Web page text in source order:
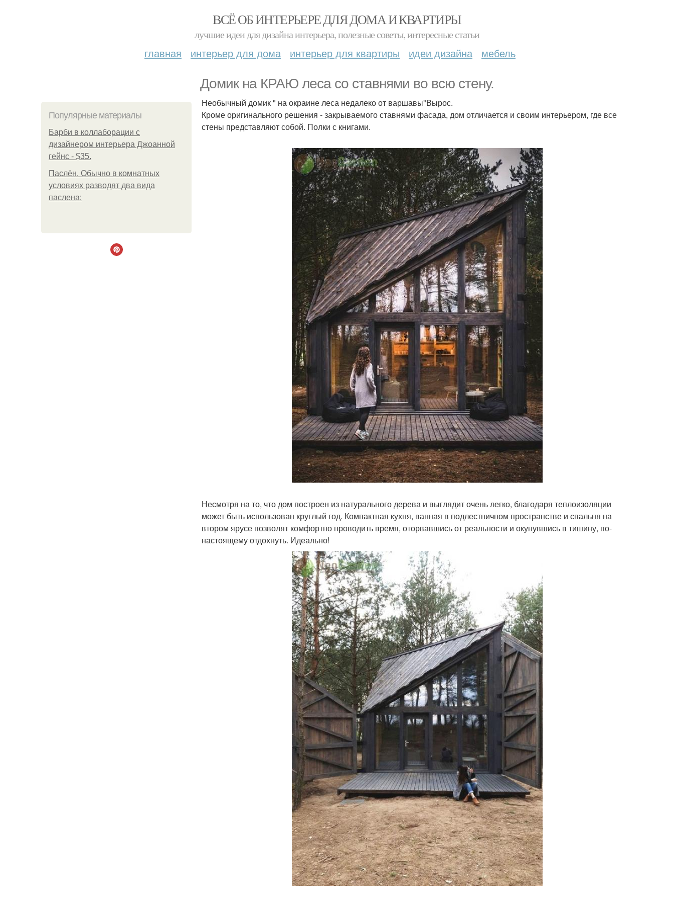
ВСЁ ОБ ИНТЕРЬЕРЕ ДЛЯ ДОМА И КВАРТИРЫ
лучшие идеи для дизайна интерьера, полезные советы, интересные статьи
главная интерьер для дома интерьер для квартиры идеи дизайна мебель
Домик на КРАЮ леса со ставнями во всю стену.
Популярные материалы
Барби в коллаборации с
дизайнером интерьера Джоанной
гейнс - $35.
Паслён. Обычно в комнатных
условиях разводят два вида
паслена:
Необычный домик " на окраине леса недалеко от варшавы"Вырос.
Кроме оригинального решения - закрываемого ставнями фасада, дом отличается и своим интерьером, где все
стены представляют собой. Полки с книгами.
Несмотря на то, что дом построен из натурального дерева и выглядит очень легко, благодаря теплоизоляции
может быть использован круглый год. Компактная кухня, ванная в подлестничном пространстве и спальня на
втором ярусе позволят комфортно проводить время, оторвавшись от реальности и окунувшись в тишину, по-
настоящему отдохнуть. Идеально!